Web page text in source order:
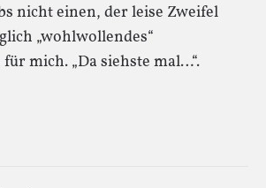
nicht einen, der leise Zweifel
„wohlwollendes“
mich. „Da siehste mal…“.